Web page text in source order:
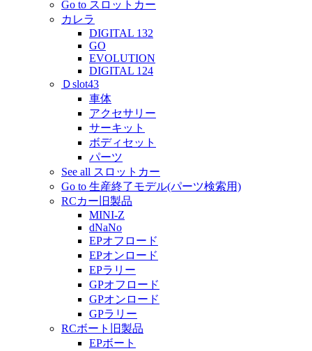
Go to スロットカー
カレラ
DIGITAL 132
GO
EVOLUTION
DIGITAL 124
Ｄslot43
車体
アクセサリー
サーキット
ボディセット
パーツ
See all スロットカー
Go to 生産終了モデル(パーツ検索用)
RCカー旧製品
MINI-Z
dNaNo
EPオフロード
EPオンロード
EPラリー
GPオフロード
GPオンロード
GPラリー
RCボート旧製品
EPボート